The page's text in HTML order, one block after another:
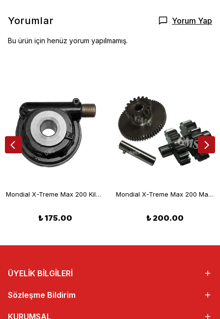
Yorumlar Yorum Yap
Bu ürün için henüz yorum yapılmamış.
Mondial X-Treme Max 200 Kilometre Tahrik Mekanizması
₺ 175.00
Mondial X-Treme Max 200 Marş Dişli Seti (CG200)
₺ 200.00
ÜYELİK BİLGİLERİ
Sözleşme Bildirim
KURUMSAL